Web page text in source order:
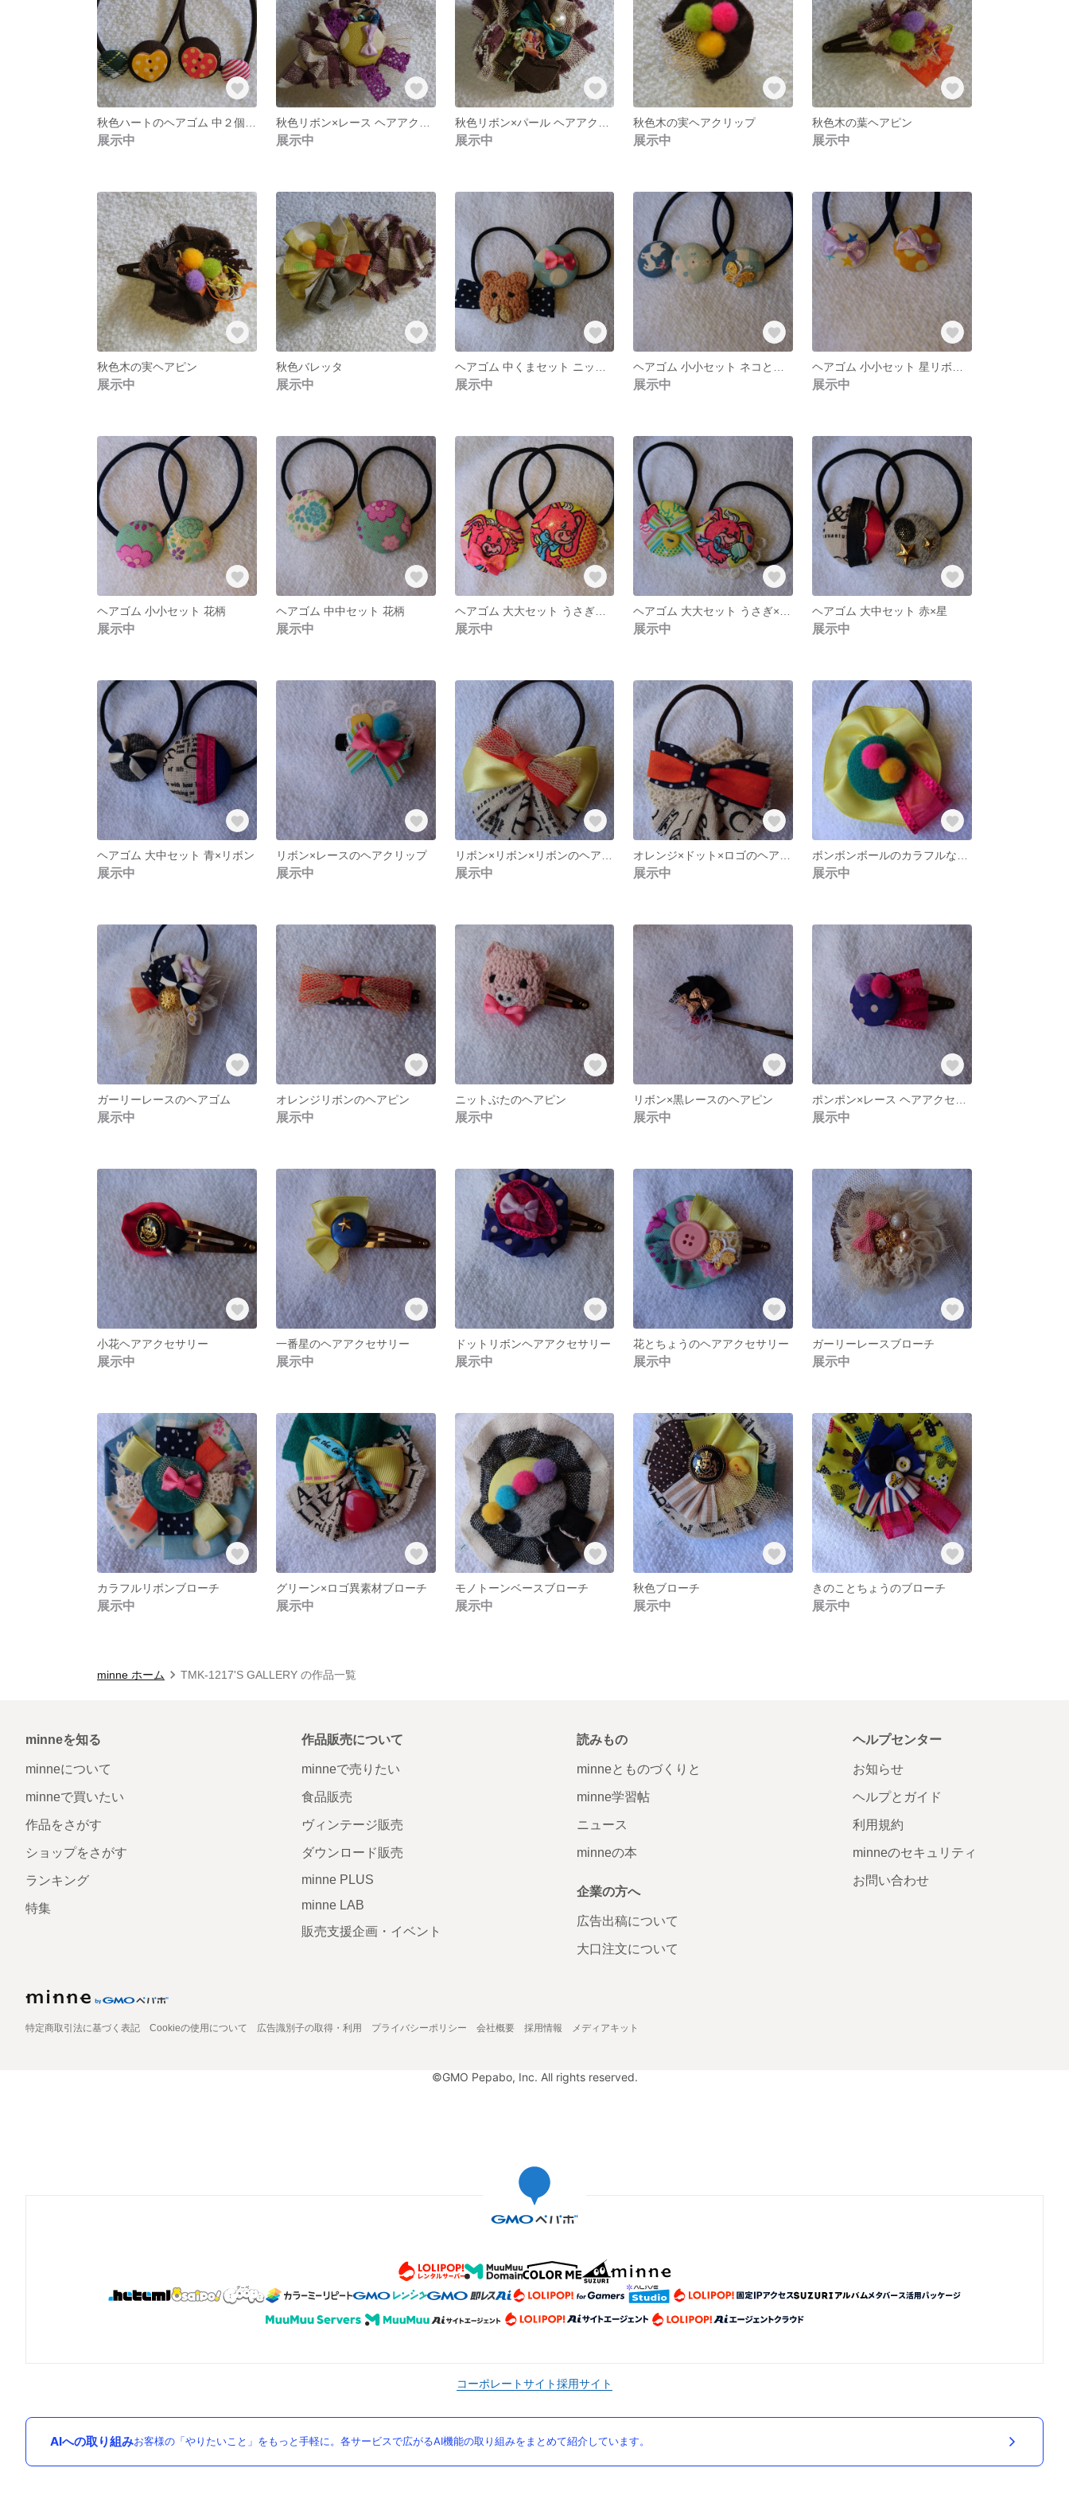
展示中 展示中 展示中
秋色木の実ヘアクリップ
展示中
秋色木の葉ヘアピン
展示中
秋色木の実ヘアピン
展示中
秋色バレッタ
展示中 展示中 展示中 展示中
ヘアゴム 小小セット 花柄
展示中
ヘアゴム 中中セット 花柄
展示中
ヘアゴム 大大セット うさぎフリル×うさぎリボン
展示中 展示中
ヘアゴム 大中セット 赤×星
展示中
ヘアゴム 大中セット 青×リボン
展示中
リボン×レースのヘアクリップ
展示中 展示中 展示中 展示中
ガーリーレースのヘアゴム
展示中
オレンジリボンのヘアピン
展示中
ニットぶたのヘアピン
展示中
リボン×黒レースのヘアピン
展示中 展示中
小花ヘアアクセサリー
展示中
一番星のヘアアクセサリー
展示中
ドットリボンヘアアクセサリー
展示中
花とちょうのヘアアクセサリー
展示中
ガーリーレースブローチ
展示中
カラフルリボンブローチ
展示中
グリーン×ロゴ異素材ブローチ
展示中
モノトーンベースブローチ
展示中
秋色ブローチ
展示中
きのことちょうのブローチ
展示中
minne ホーム TMK-1217'S GALLERY の作品一覧
minneを知る
minneについて
minneで買いたい
作品をさがす
ショップをさがす
ランキング
特集
作品販売について
minneで売りたい
食品販売
ヴィンテージ販売
ダウンロード販売
minne PLUS
minne LAB
販売支援企画・イベント
読みもの
minneとものづくりと
minne学習帖
ニュース
minneの本
企業の方へ
広告出稿について
大口注文について
ヘルプセンター
お知らせ
ヘルプとガイド
利用規約
minneのセキュリティ
お問い合わせ
特定商取引法に基づく表記 Cookieの使用について 広告識別子の取得・利用 プライバシーポリシー 会社概要 採用情報 メディアキット
©GMO Pepabo, Inc. All rights reserved.
コーポレートサイト採用サイト
AIへの取り組みお客様の「やりたいこと」をもっと手軽に。各サービスで広がるAI機能の取り組みをまとめて紹介しています。